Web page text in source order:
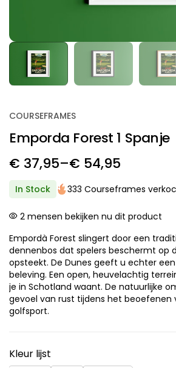
COURSEFRAMES
Emporda Forest 1 Spanje
€ 37,95–€ 54,95
Price
range:
€ 37,95
€ 54,95
In Stock 333 Courseframes
2 mensen bekijken nu dit product
Empordà Forest slingert door een
dennenbos dat spelers beschermt op
opsteekt. De Dunes geeft u echter
beleving. Een open, heuvelachtig
je in Schotland waant. De natuurlijke
gevoel van rust tijdens het beoefenen
golfsport.
Kleur lijst